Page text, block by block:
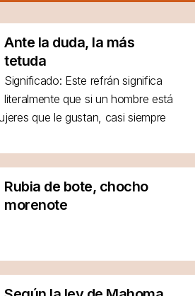
Ante la duda, la más
tetuda
Significado: Este refrán significa
literalmente que si un hombre está
que le gustan, casi siempre
Rubia de bote, chocho
morenote